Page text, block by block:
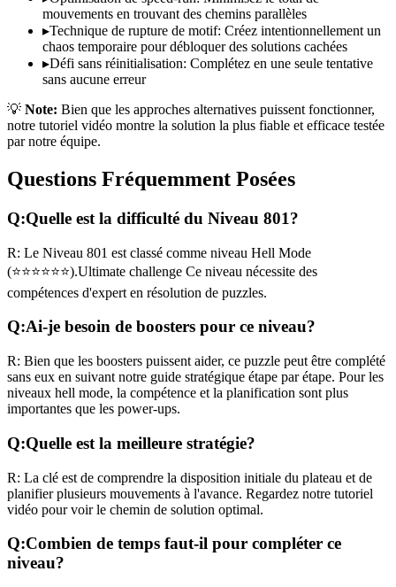
mouvements en trouvant des chemins parallèles
▸Technique de rupture de motif: Créez intentionnellement un
chaos temporaire pour débloquer des solutions cachées
▸Défi sans réinitialisation: Complétez en une seule tentative
sans aucune erreur
💡 Note: Bien que les approches alternatives puissent fonctionner,
notre tutoriel vidéo montre la solution la plus fiable et efficace testée
par notre équipe.
Questions Fréquemment Posées
Q:Quelle est la difficulté du Niveau 801?
R: Le Niveau 801 est classé comme niveau Hell Mode
(⭐⭐⭐⭐⭐⭐).Ultimate challenge Ce niveau nécessite des
compétences d'expert en résolution de puzzles.
Q:Ai-je besoin de boosters pour ce niveau?
R: Bien que les boosters puissent aider, ce puzzle peut être complété
sans eux en suivant notre guide stratégique étape par étape. Pour les
niveaux hell mode, la compétence et la planification sont plus
importantes que les power-ups.
Q:Quelle est la meilleure stratégie?
R: La clé est de comprendre la disposition initiale du plateau et de
planifier plusieurs mouvements à l'avance. Regardez notre tutoriel
vidéo pour voir le chemin de solution optimal.
Q:Combien de temps faut-il pour compléter ce
niveau?